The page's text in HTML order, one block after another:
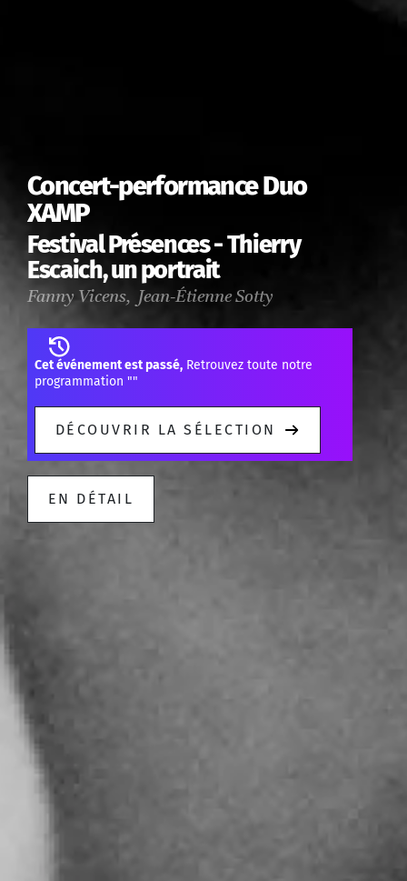
Concert-performance Duo
XAMP
Festival Présences - Thierry
Escaich, un portrait
Fanny Vicens, Jean-Étienne Sotty
Cet événement est passé, Retrouvez toute notre
programmation ""
DÉCOUVRIR LA SÉLECTION
EN DÉTAIL